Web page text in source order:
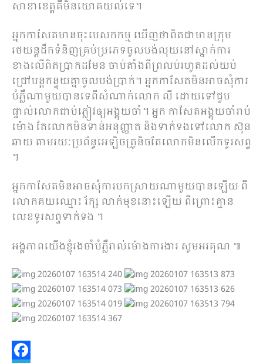
សាខាខេត្តគឺមិនយោគយល់ទេ។
អ្នកកាសែតមានចុះបេសកកម្ម ឃើញថាពិតជាមានក្រុម
រថយន្តដឹកទំនិញគ្រប់ប្រភេទចូលបង់លុយនៅស្នាក់ការ
ខាងលើពិតប្រាកដមែន ចាប់តាំងពីព្រលប់រហូតដល់យប់
ជ្រៅបន្តកន្ទុយគ្នាចូលបង់ប្រាក់។ អ្នកកាសែតមិនអាចសុំការ
បំភ្លឺណាមួយបានទេពីសំណាក់លោក លី ដោយទៅជួប
ផ្ទាល់លោកជាប់ភ្លៀវឲ្យអង្គុយចាំ។ អ្នក កាសែតអង្គុយចាំរាប់
ម៉ោង តែលោកមិនទាន់អនុញ្ញាត និងទាក់ទងទៅលោក ស៊ុន
ឆាយ តាមរយៈប្រព័ន្ធអេឡិចត្រូនិចតែលោកមិនលើកទូរសព្ទ
។
អ្នកកាសែតមិនអាចសុំការបកស្រាយណាមួយបានឡើយ ពី
លោកគយឈ្មោះ រ័ក្ស លាក់មុខនោះឡើយ ពីព្រោះគ្មាន
លេខទូរសព្ទទាក់ទង ។
អង្គភាពយើងខ្ញុំរងចាំបំភ្លឺរាល់ម៉ោងការងារ សូមអរគុណ ៕